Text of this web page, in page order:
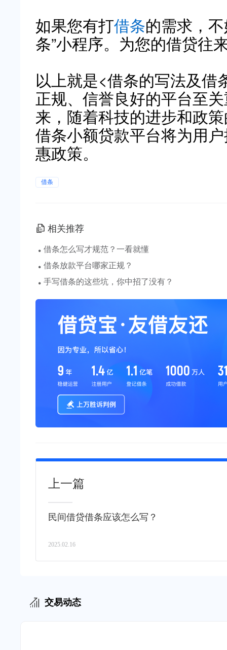
如果您有打借条的需求，
条”小程序。为您的借贷往
以上就是<借条的写法及借
正规、信誉良好的平台至
来，随着科技的进步和政
借条小额贷款平台将为用
惠政策。
借条
相关推荐
· 借条怎么写才规范？一看就懂
· 借条放款平台哪家正规？
· 手写借条的这些坑，你中招了没有？
上一篇
民间借贷借条应该怎么写？
2025.02.16
交易动态